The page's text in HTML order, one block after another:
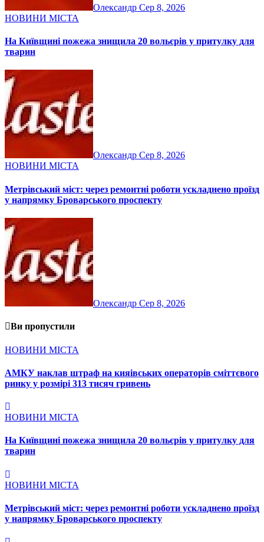
Олександр Сер 8, 2026
НОВИНИ МІСТА
На Київщині пожежа знищила 20 вольєрів у притулку для
тварин
Олександр Сер 8, 2026
НОВИНИ МІСТА
Метрівський міст: через ремонтні роботи ускладнено проїзд
у напрямку Броварського проспекту
Олександр Сер 8, 2026
Ви пропустили
НОВИНИ МІСТА
АМКУ наклав штраф на кияівських операторів сміттєвого
ринку у розмірі 313 тисяч гривень
НОВИНИ МІСТА
На Київщині пожежа знищила 20 вольєрів у притулку для
тварин
НОВИНИ МІСТА
Метрівський міст: через ремонтні роботи ускладнено проїзд
у напрямку Броварського проспекту